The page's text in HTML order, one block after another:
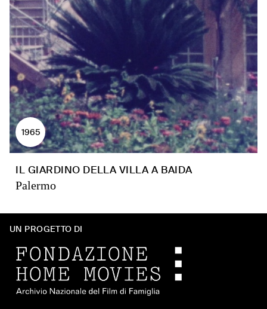
1965
IL GIARDINO DELLA VILLA A BAIDA
Palermo
UN PROGETTO DI